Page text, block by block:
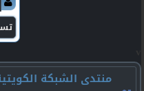
منتدى الشبكة